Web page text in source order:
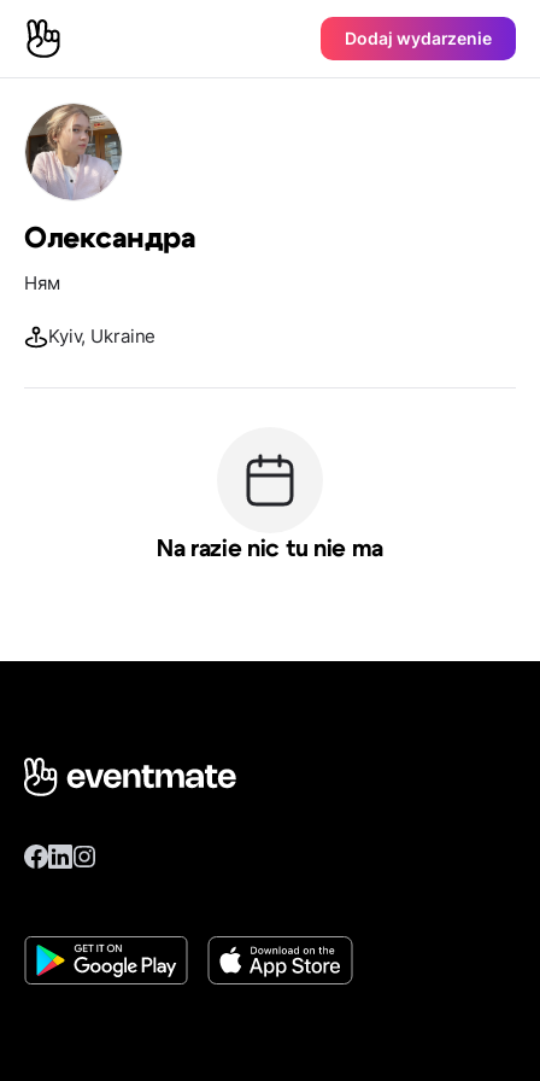
Dodaj wydarzenie
Олександра
Ням
Kyiv, Ukraine
Na razie nic tu nie ma